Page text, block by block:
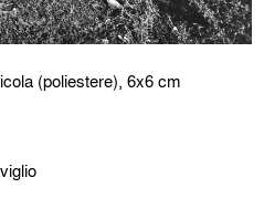
(poliestere), 6x6 cm